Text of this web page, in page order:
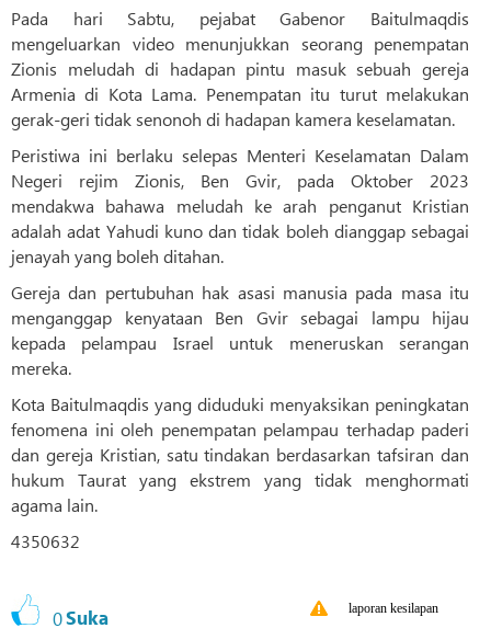
Pada hari Sabtu, pejabat Gabenor Baitulmaqdis
mengeluarkan video menunjukkan seorang penempatan
Zionis meludah di hadapan pintu masuk sebuah gereja
Armenia di Kota Lama. Penempatan itu turut melakukan
gerak-geri tidak senonoh di hadapan kamera keselamatan.
Peristiwa ini berlaku selepas Menteri Keselamatan Dalam
Negeri rejim Zionis, Ben Gvir, pada Oktober 2023
mendakwa bahawa meludah ke arah penganut Kristian
adalah adat Yahudi kuno dan tidak boleh dianggap sebagai
jenayah yang boleh ditahan.
Gereja dan pertubuhan hak asasi manusia pada masa itu
menganggap kenyataan Ben Gvir sebagai lampu hijau
kepada pelampau Israel untuk meneruskan serangan
mereka.
Kota Baitulmaqdis yang diduduki menyaksikan peningkatan
fenomena ini oleh penempatan pelampau terhadap paderi
dan gereja Kristian, satu tindakan berdasarkan tafsiran dan
hukum Taurat yang ekstrem yang tidak menghormati
agama lain.
4350632
0Suka laporan kesilapan